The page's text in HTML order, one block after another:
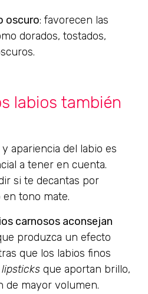
oscuro: favorecen las
dorados, tostados,
labios también
apariencia del labio es
a tener en cuenta.
si te decantas por
tono mate.
carnosos aconsejan
produzca un efecto
que los labios finos
lipsticks que aportan brillo,
de mayor volumen.